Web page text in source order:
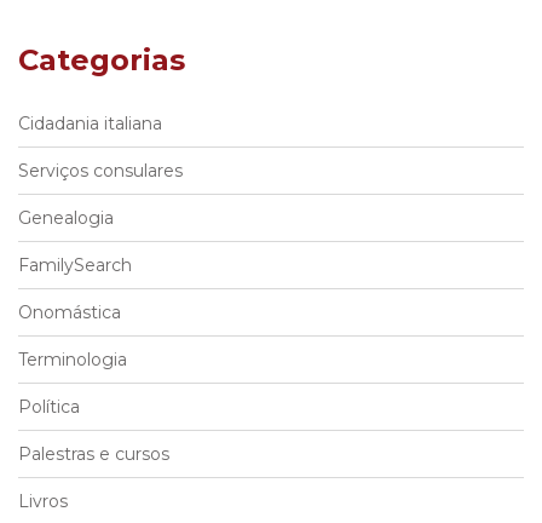
Categorias
Cidadania italiana
Serviços consulares
Genealogia
FamilySearch
Onomástica
Terminologia
Política
Palestras e cursos
Livros